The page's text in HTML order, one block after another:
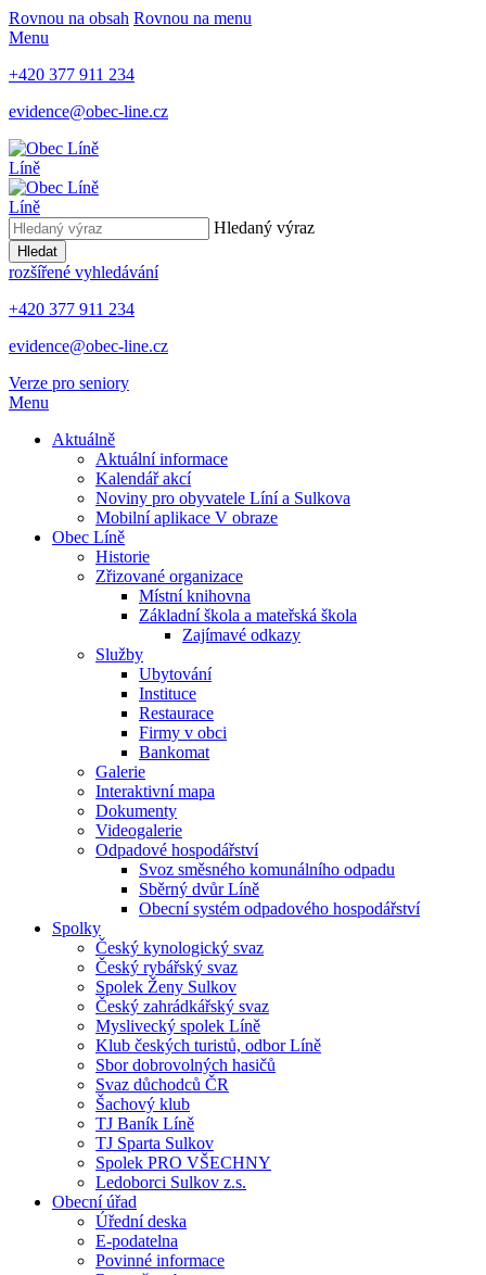
Rovnou na obsah Rovnou na menu
Menu
+420 377 911 234
evidence@obec-line.cz
Líně
Líně
Hledaný výraz
Hledat
rozšířené vyhledávání
+420 377 911 234
evidence@obec-line.cz
Verze pro seniory
Menu
Aktuálně
Aktuální informace
Kalendář akcí
Noviny pro obyvatele Líní a Sulkova
Mobilní aplikace V obraze
Obec Líně
Historie
Zřizované organizace
Místní knihovna
Základní škola a mateřská škola
Zajímavé odkazy
Služby
Ubytování
Instituce
Restaurace
Firmy v obci
Bankomat
Galerie
Interaktivní mapa
Dokumenty
Videogalerie
Odpadové hospodářství
Svoz směsného komunálního odpadu
Sběrný dvůr Líně
Obecní systém odpadového hospodářství
Spolky
Český kynologický svaz
Český rybářský svaz
Spolek Ženy Sulkov
Český zahrádkářský svaz
Myslivecký spolek Líně
Klub českých turistů, odbor Líně
Sbor dobrovolných hasičů
Svaz důchodců ČR
Šachový klub
TJ Baník Líně
TJ Sparta Sulkov
Spolek PRO VŠECHNY
Ledoborci Sulkov z.s.
Obecní úřad
Úřední deska
E-podatelna
Povinné informace